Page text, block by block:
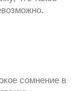
сомнение в